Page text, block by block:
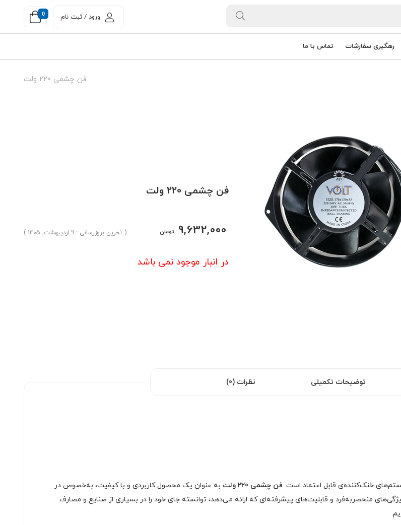
0 ورود / ثبت نام
رهگیری سفارشات تماس با ما
فن چشمی 220 ولت
فن چشمی 220 ولت
9,632,000 تومان ( آخرین بروزرسانی : 9 اردیبهشت, 1405 )
در انبار موجود نمی باشد
توضیحات تکمیلی نظرات (0)
خنک‌کننده‌ی قابل اعتماد است. فن چشمی 220 ولت
به عنوان یک محصول کاربردی و با کیفیت، به‌خصوص در
منحصربه‌فرد و قابلیت‌های پیشرفته‌ای که ارائه می‌دهد، توانسته جای خود را در بسیاری از صنایع و مصارف